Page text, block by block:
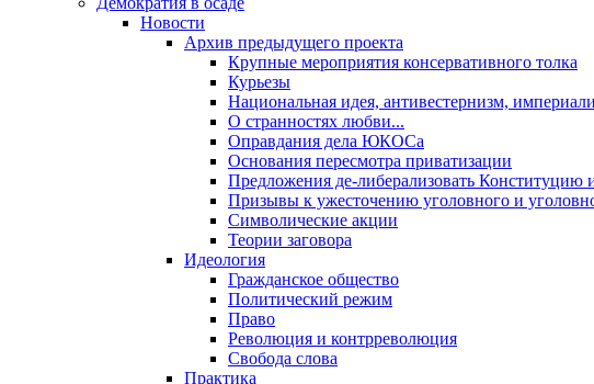
Новости
Архив предыдущего проекта
Крупные мероприятия консервативного толка
Курьезы
Национальная идея, антивестернизм,
О странностях любви...
Оправдания дела ЮКОСа
Основания пересмотра приватизации
Предложения де-либерализовать Конституцию
Призывы к ужесточению уголовного и
Символические акции
Теории заговора
Идеология
Гражданское общество
Политический режим
Право
Революция и контрреволюция
Свобода слова
Практика